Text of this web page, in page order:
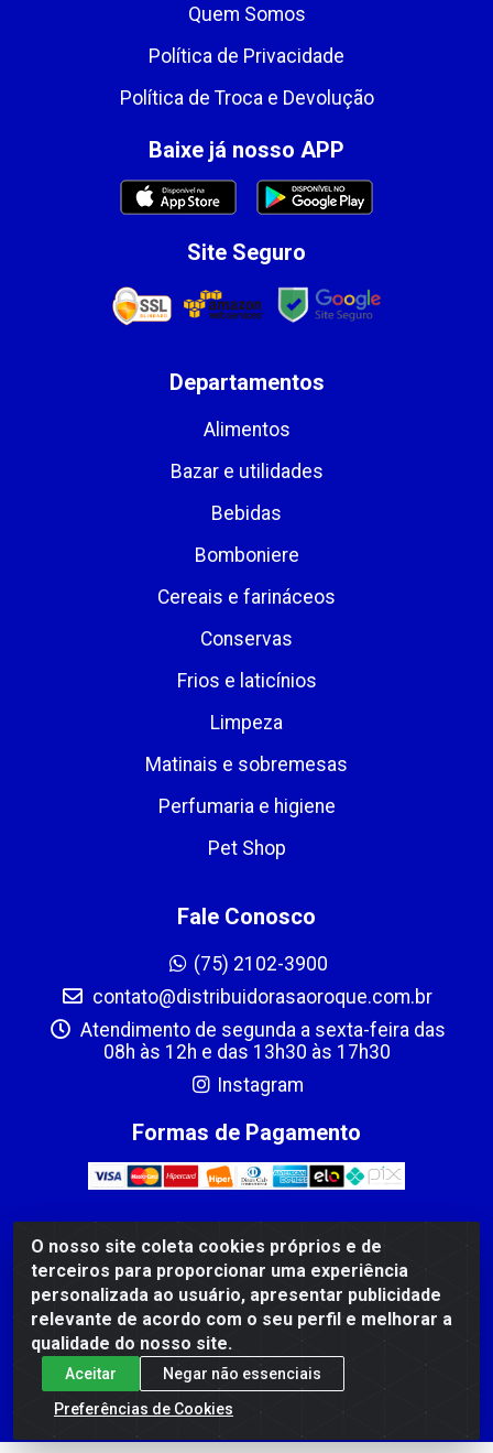
O nosso site coleta cookies próprios e de
terceiros para proporcionar uma experiência
personalizada ao usuário, apresentar publicidade
relevante de acordo com o seu perfil e melhorar a
qualidade do nosso site.
Aceitar
Negar não essenciais
Preferências de Cookies
Quem Somos
Política de Privacidade
Política de Troca e Devolução
Baixe já nosso APP
Site Seguro
Departamentos
Alimentos
Bazar e utilidades
Bebidas
Bomboniere
Cereais e farináceos
Conservas
Frios e laticínios
Limpeza
Matinais e sobremesas
Perfumaria e higiene
Pet Shop
Fale Conosco
(75) 2102-3900
contato@distribuidorasaoroque.com.br
Atendimento de segunda a sexta-feira das
08h às 12h e das 13h30 às 17h30
Instagram
Formas de Pagamento
DIST DE PROD ALIM SÃO ROQUE LTDA - AVENIDA
PROBAHIA, 501 - TOMBA - CIS, FEIRA DE SANTANA /BA
- CEP: 44.092-400 - CNPJ 03.705.630/0003-11